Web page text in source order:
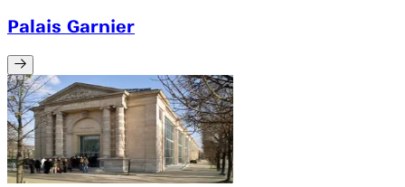
Palais Garnier